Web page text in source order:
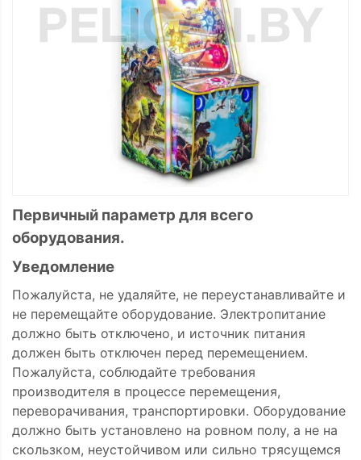
Первичный параметр для всего
оборудования.
Уведомление
Пожалуйста, не удаляйте, не переустанавливайте и
не перемещайте оборудование. Электропитание
должно быть отключено, и источник питания
должен быть отключен перед перемещением.
Пожалуйста, соблюдайте требования
производителя в процессе перемещения,
переворачивания, транспортировки. Оборудование
должно быть установлено на ровном полу, а не на
скользком, неустойчивом или сильно трясущемся